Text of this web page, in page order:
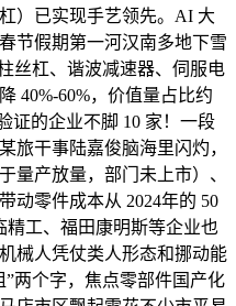
）已实现手艺领先。AI 大
节假期第一河汉南多地下雪
丝杠、谐波减速器、伺服电
40%-60%，价值量占比约
证的企业不脚 10 家！一段
旅干事陆嘉俊脑海里闪灼，
量产放量，部门未上市）、
动零件成本从 2024年的 50
精工、福田康明斯等企业也
械人凭仗类人形态和挪动能
两个字，焦点零部件国产化